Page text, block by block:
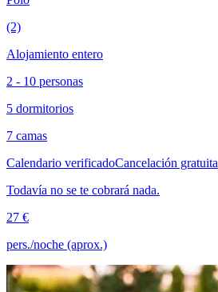
(2)
Alojamiento entero
2 - 10 personas
5 dormitorios
7 camas
Calendario verificadoCancelación gratuita
Todavía no se te cobrará nada.
27 €
pers./noche (aprox.)